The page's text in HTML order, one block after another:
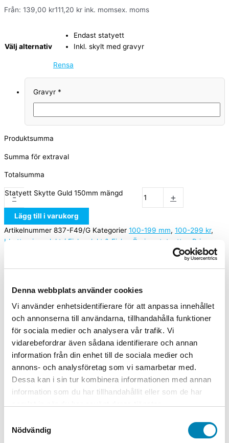
Denna webbplats använder cookies
Vi använder enhetsidentifierare för att anpassa innehållet
och annonserna till användarna, tillhandahålla funktioner
för sociala medier och analysera vår trafik. Vi
vidarebefordrar även sådana identifierare och annan
information från din enhet till de sociala medier och
annons- och analysföretag som vi samarbetar med.
Dessa kan i sin tur kombinera informationen med annan
information som du har tillhandahållit eller som de har
Nödvändig
Från: 139,00 kr111,20 kr ink. momsex. moms
Välj alternativ
Endast statyett
Inkl. skylt med gravyr
Rensa
Gravyr *
Produktsumma
Summa för extraval
Totalsumma
-
Statyett Skytte Guld 150mm mängd +
Lägg till i varukorg
Artikelnummer 837-F49/G Kategorier 100-199 mm, 100-299 kr,
Idrottspriser
Jakt / Fiske Jakt & Fiske Övriga statyetter
Priser
Skytte,Sport /
Relaterade produkter
100-199 mm
Statyett Biljard 140mm
Från:269,00 kr215,20kr ink. momsex. moms
Välj
alternativ
Den här produkten har flera varianter. De
olika alternativen kan väljas på produktsidan
100-199 mm